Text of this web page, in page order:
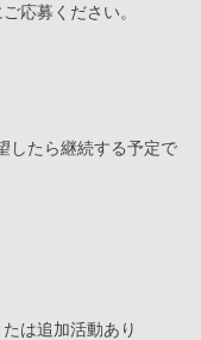
応募ください。
したら継続する予定で
は追加活動あり